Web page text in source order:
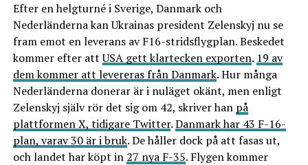
Efter en helgturné i Sverige, Danmark och
Nederländerna kan Ukrainas president Zelenskyj nu se
fram emot en leverans av F16-stridsflygplan. Beskedet
kommer efter attUSA gett klartecken exporten. 19 av
dem kommer att levereras från Danmark. Hur många
Nederländerna donerar är i nuläget okänt, men enligt
Zelenskyj själv rör det sig om 42, skriver han på
plattformen X, tidigare Twitter.Danmark har 43 F-16-
plan, varav 30 är i bruk. De håller dock på att fasas ut,
och landet har köpt in 27 nya F-35. Flygen kommer